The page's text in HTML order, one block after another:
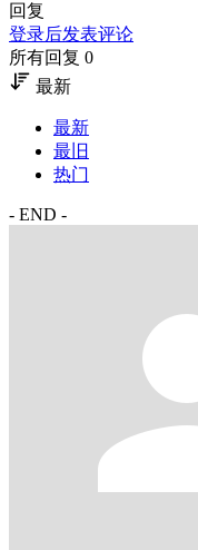
回复
登录后发表评论
所有回复 0
最新
最新
最旧
热门
- END -